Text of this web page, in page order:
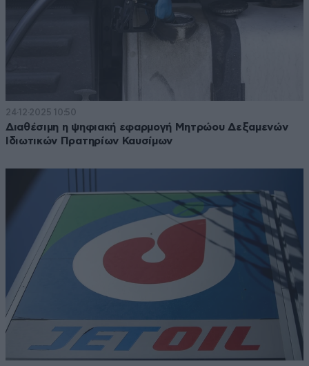
24·12·2025 10:50
Διαθέσιμη η ψηφιακή εφαρμογή Μητρώου Δεξαμενών
Ιδιωτικών Πρατηρίων Καυσίμων